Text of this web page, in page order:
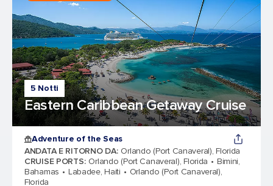
5 Notti
Eastern Caribbean Getaway Cruise
Adventure of the Seas
ANDATA E RITORNO DA: Orlando (Port Canaveral), Florida
CRUISE PORTS: Orlando (Port Canaveral), Florida
Bimini,
Bahamas
Labadee, Haiti
Orlando (Port Canaveral),
Florida